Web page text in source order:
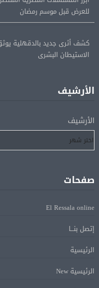
الاستيطان البشرى
المؤهلة لأولمبياد 2028
إسبانيا تعيد فرض الرقابة على
خلاف متصاعد بشأن الهجرة
عبر المفاوضات
«Carney risque d’être pris en
entre Trump et les provinces»
الأرشيف
الأرشيف
صفحات
El Ressala online
إتصل بنـــا
الرئيسية
الرئيسية New